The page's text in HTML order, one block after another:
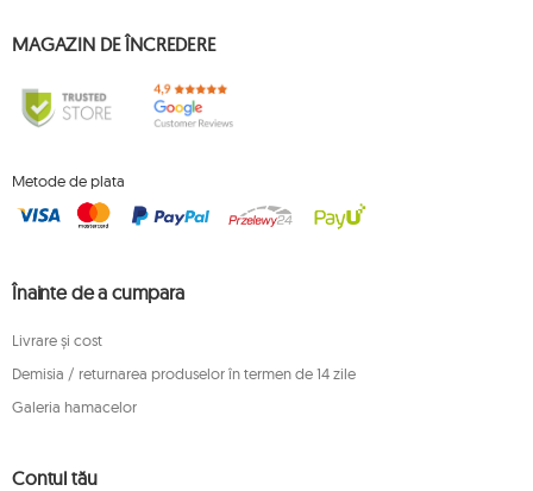
MAGAZIN DE ÎNCREDERE
Metode de plata
Înainte de a cumpara
Livrare și cost
Demisia / returnarea produselor în termen de 14 zile
Galeria hamacelor
Contul tău